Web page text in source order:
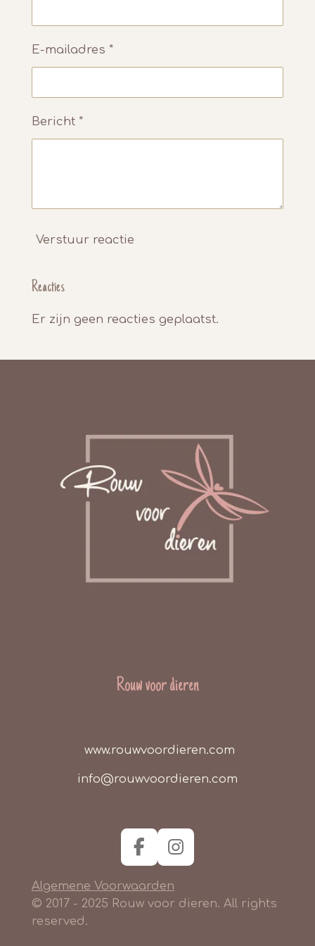
E-mailadres *
Bericht *
Verstuur reactie
Reacties
Er zijn geen reacties geplaatst.
Rouw voor dieren
www.rouwvoordieren.com
info@rouwvoordieren.com
F
a
c
e
I
n
t
Algemene Voorwaarden
© 2017 - 2025 Rouw voor dieren. All rights
reserved.